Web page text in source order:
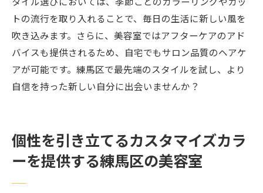
タイル選びにおいては、季節ごとのカラーリングやカッ
トの流行を取り入れることで、毎日の生活に新しい風を
吹き込みます。さらに、美容室ではアフターケアのアド
バイスも提供されるため、自宅でもサロン品質のヘアケ
アが可能です。練馬区で最先端のスタイルを試し、より
自信を持った新しい自分に出会いませんか？
個性を引き立てるカスタマイズカラ
ーを提供する練馬区の美容室